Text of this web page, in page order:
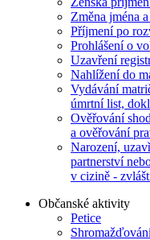
Změna jména
Příjmení po
Prohlášení o
Uzavření
Nahlížení do
Vydávání
úmrtní list,
Ověřování
a ověřování
Narození,
partnerství
v cizině -
Občanské aktivity
Petice